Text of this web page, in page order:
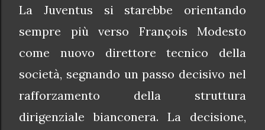
La Juventus si starebbe orientando
sempre più verso François Modesto
come nuovo direttore tecnico della
società, segnando un passo decisivo nel
rafforzamento della struttura
dirigenziale bianconera. La decisione,